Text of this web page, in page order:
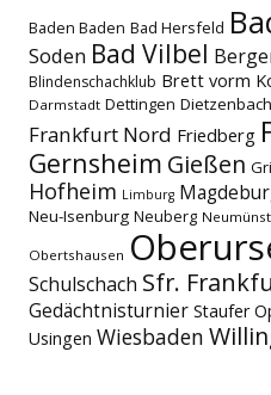
Baden Baden Bad Hersfeld
Soden Bad Vilbel
Blindenschachklub Brett vorm
Darmstadt Dettingen Dietzenbach
Frankfurt Nord Friedberg
Gernsheim Gießen
Hofheim Limburg
Neu-Isenburg Neuberg
Obertshausen
Schulschach Sfr.
Gedächtnisturnier Staufer
Usingen Wiesbaden